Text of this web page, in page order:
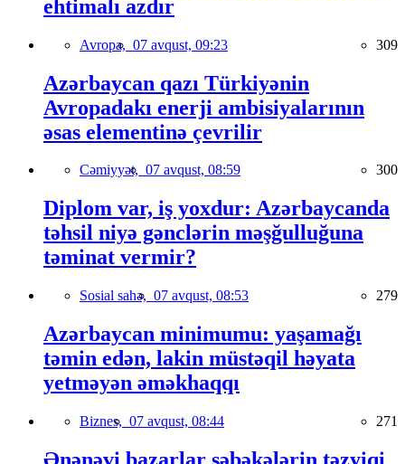
ehtimalı azdır
Avropa, 07 avqust, 09:23 309
Azərbaycan qazı Türkiyənin
Avropadakı enerji ambisiyalarının
əsas elementinə çevrilir
Cəmiyyət, 07 avqust, 08:59 300
Diplom var, iş yoxdur: Azərbaycanda
təhsil niyə gənclərin məşğulluğuna
təminat vermir?
Sosial sahə, 07 avqust, 08:53 279
Azərbaycan minimumu: yaşamağı
təmin edən, lakin müstəqil həyata
yetməyən əməkhaqqı
Biznes, 07 avqust, 08:44 271